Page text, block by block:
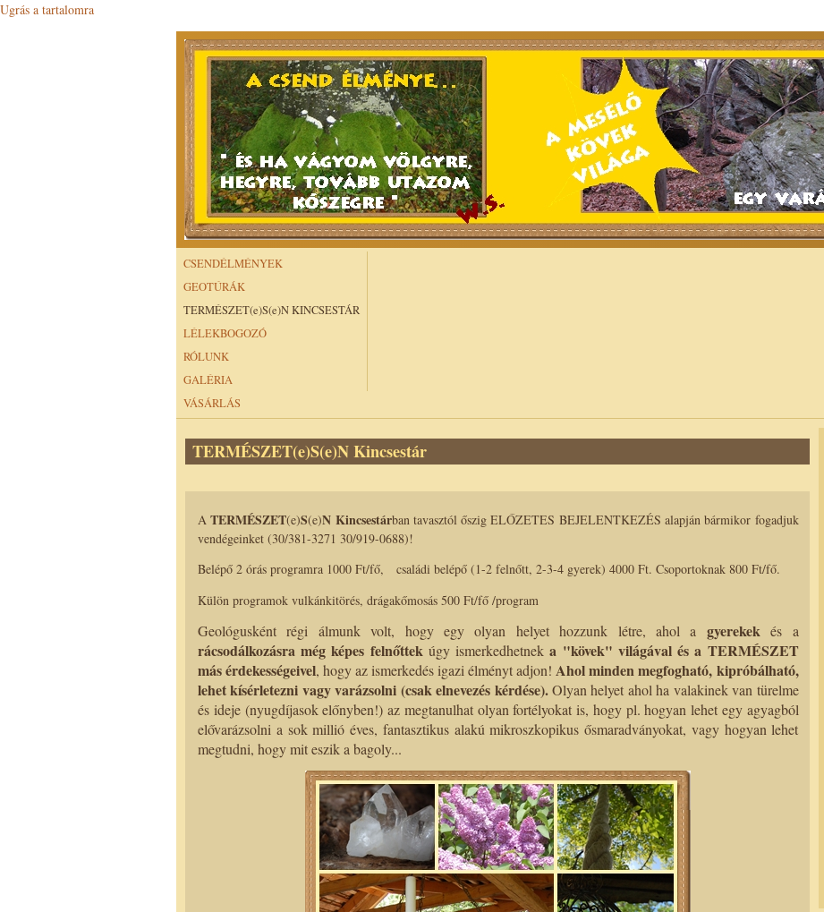
Ugrás a tartalomra
CSENDÉLMÉNYEK
GEOTÚRÁK
TERMÉSZET(e)S(e)N KINCSESTÁR
LÉLEKBOGOZÓ
RÓLUNK
GALÉRIA
VÁSÁRLÁS
TERMÉSZET(e)S(e)N Kincsestár
ATERMÉSZET(e)S(e)N Kincsestárban tavasztól őszig ELŐZETES BEJELENTKEZÉS alapján bármikor fogadjuk
vendégeinket (30/381-3271 30/919-0688)!
Belépő 2 órás programra 1000 Ft/fő,
családi belépő (1-2 felnőtt, 2-3-4 gyerek) 4000 Ft. Csoportoknak 800 Ft/fő.
Külön programok vulkánkitörés, drágakőmosás 500 Ft/fő /program
Geológusként régi álmunk volt, hogy egy olyan helyet hozzunk létre, ahol a gyerekek és a
rácsodálkozásra még képes felnőttek úgy ismerkedhetneka "kövek" világával és a TERMÉSZET
más érdekességeivel, hogy az ismerkedés igazi élményt adjon! Ahol minden megfogható, kipróbálható,
lehet kísérletezni vagy varázsolni (csak elnevezés kérdése).Olyan helyet ahol ha valakinek van türelme
és ideje (nyugdíjasok előnyben!) az megtanulhat olyan fortélyokat is, hogy pl. hogyan lehet egy agyagból
elővarázsolni a sok millió éves, fantasztikus alakú mikroszkopikus ősmaradványokat, vagy hogyan lehet
megtudni, hogy mit eszik a bagoly...